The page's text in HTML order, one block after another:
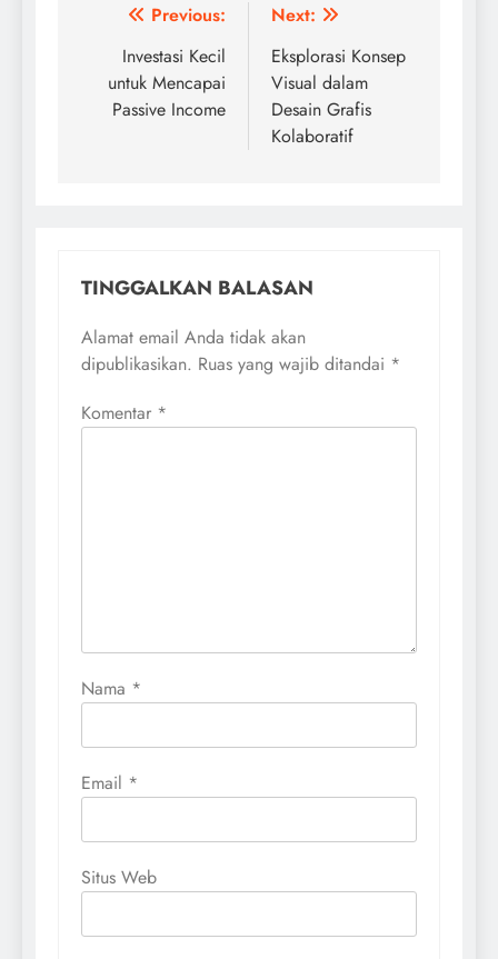
NavigasiPrevious:
Investasi Kecil
untuk Mencapai
Passive Income
Next:
Eksplorasi Konsep
Visual dalam
Desain Grafis
Kolaboratif
TINGGALKAN BALASAN
Alamat email Anda tidak akan
dipublikasikan. Ruas yang wajib ditandai *
Komentar *
Nama *
Email *
Situs Web